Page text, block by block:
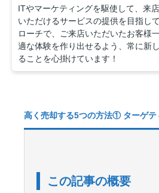
ITやマーケティングを駆使して、来
いただけるサービスの提供を目指し
ローチで、ご来店いただいたお客様
適な体験を作り出せるよう、常に新
ることを心掛けています！
高く売却する5つの方法① ターゲテ
この記事の概要